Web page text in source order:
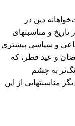
دین در
و مناسبتهاى
و سیاسى بیشترى
و عید فطر، که
به چشم
مناسبتهایى از این